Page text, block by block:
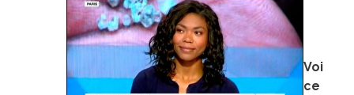
Voi
ce